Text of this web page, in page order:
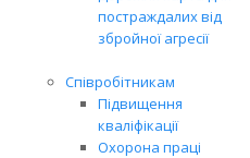
постраждалих від
збройної агресії
Співробітникам
Підвищення
кваліфікації
Охорона праці